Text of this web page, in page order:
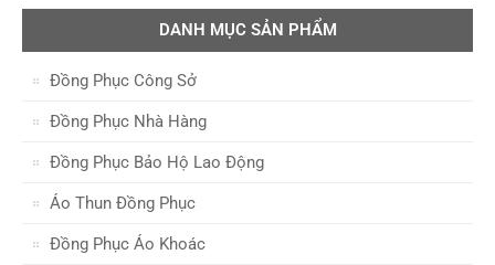
DANH MỤC SẢN PHẨM
Đồng Phục Công Sở
Đồng Phục Nhà Hàng
Đồng Phục Bảo Hộ Lao Động
Áo Thun Đồng Phục
Đồng Phục Áo Khoác